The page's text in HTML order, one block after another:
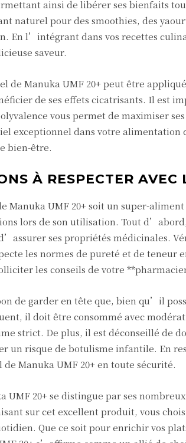
ainsi de libérer ses bienfaits
naturel pour des smoothies, des
En l’intégrant dans vos recettes
saveur.
de Manuka UMF 20+ peut être
de ses effets cicatrisants. Il est
vous permet de maximiser
exceptionnel dans votre alimentation
bien-être.
À RESPECTER
Manuka UMF 20+ soit un super-
lors de son utilisation. Tout
ses propriétés médicinales.
les normes de pureté et de teneur
les conseils de votre
de garder en tête que, bien qu’il
il doit être consommé avec
strict. De plus, il est déconseillé de
un risque de botulisme infantile. En
Manuka UMF 20+ en toute sécurité.
UMF 20+ se distingue par ses
sur cet excellent produit, vous
Que ce soit pour enrichir vos